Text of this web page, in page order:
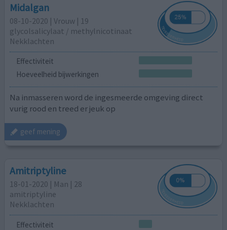
Midalgan
08-10-2020 | Vrouw | 19
glycolsalicylaat / methylnicotinaat
Nekklachten
Effectiviteit
Hoeveelheid bijwerkingen
Na inmasseren word de ingesmeerde omgeving direct
vurig rood en treed er jeuk op
geef mening
Amitriptyline
18-01-2020 | Man | 28
amitriptyline
Nekklachten
Effectiviteit